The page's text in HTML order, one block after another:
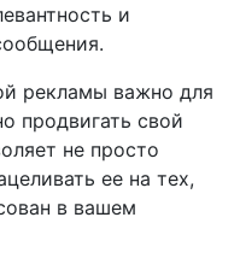
и
рекламы важно для
продвигать свой
не просто
ее на тех,
в вашем